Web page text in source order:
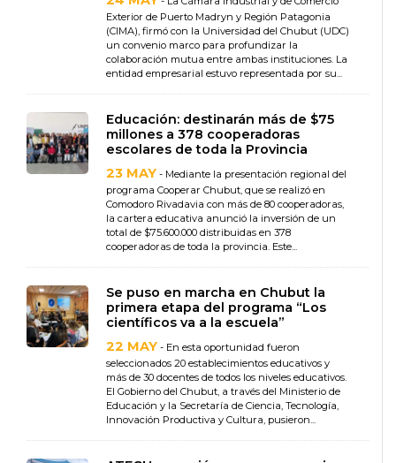
Exterior de Puerto Madryn y Región Patagonia
(CIMA), firmó con la Universidad del Chubut (UDC)
un convenio marco para profundizar la
colaboración mutua entre ambas instituciones. La
entidad empresarial estuvo representada por su...
Educación: destinarán más de $75
millones a 378 cooperadoras
escolares de toda la Provincia
23 MAY - Mediante la presentación regional del
programa Cooperar Chubut, que se realizó en
Comodoro Rivadavia con más de 80 cooperadoras,
la cartera educativa anunció la inversión de un
total de $75.600.000 distribuidas en 378
cooperadoras de toda la provincia. Este...
Se puso en marcha en Chubut la
primera etapa del programa “Los
científicos va a la escuela”
22 MAY - En esta oportunidad fueron
seleccionados 20 establecimientos educativos y
más de 30 docentes de todos los niveles educativos.
El Gobierno del Chubut, a través del Ministerio de
Educación y la Secretaría de Ciencia, Tecnología,
Innovación Productiva y Cultura, pusieron...